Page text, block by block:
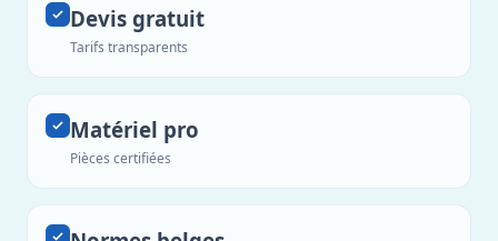
Devis gratuit
Tarifs transparents
Matériel pro
Pièces certifiées